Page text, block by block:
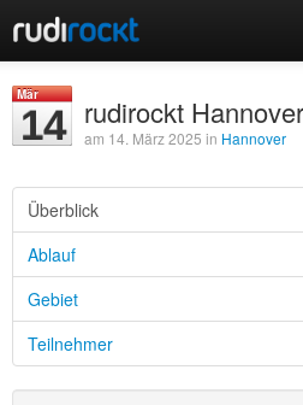
Events
Login
Registrieren
Mär
14 rudirockt
am 14. März 2025 in Hannover
Überblick
Ablauf
Gebiet
Teilnehmer